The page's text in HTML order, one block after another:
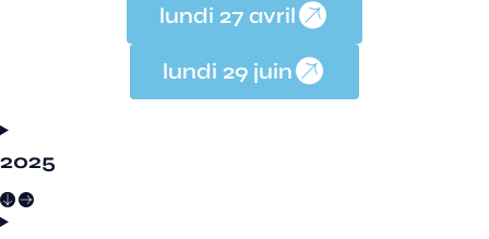
lundi 27 avril
lundi 29 juin
2025